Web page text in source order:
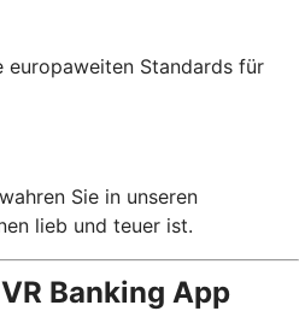
europaweiten Standards für
Sie in unseren
lieb und teuer ist.
Banking App